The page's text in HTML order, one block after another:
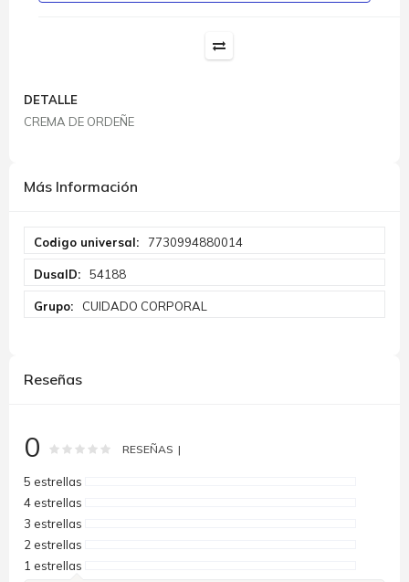
DETALLE
CREMA DE ORDEÑE
Más Información
Información
7730994880014
54188
CUIDADO CORPORAL
Reseñas
0 Rating: % of100
RESEÑAS
5 estrellas
4 estrellas
3 estrellas
2 estrellas
1 estrellas